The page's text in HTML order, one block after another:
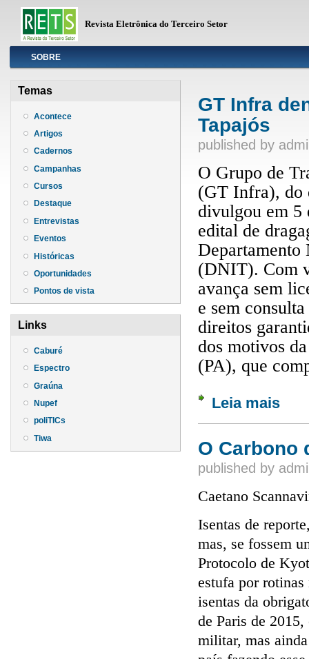
Revista Eletrônica do Terceiro Setor
InfoSOBRE
Temas
Acontece
Artigos
Cadernos
Campanhas
Cursos
Destaque
Entrevistas
Eventos
Históricas
Oportunidades
Pontos de vista
Links
Caburé
Espectro
Graúna
Nupef
poliTICs
Tiwa
GT Infra
Tapajós
published by
O Grupo de
(GT Infra), do
divulgou em 5
edital de
Departamento
(DNIT). Com
avança sem
e sem
direitos
dos motivos
(PA), que
Leia mais
O Carbono
published by
Caetano
Isentas de
mas, se fossem
Protocolo de
estufa por
isentas da
de Paris de
militar, mas